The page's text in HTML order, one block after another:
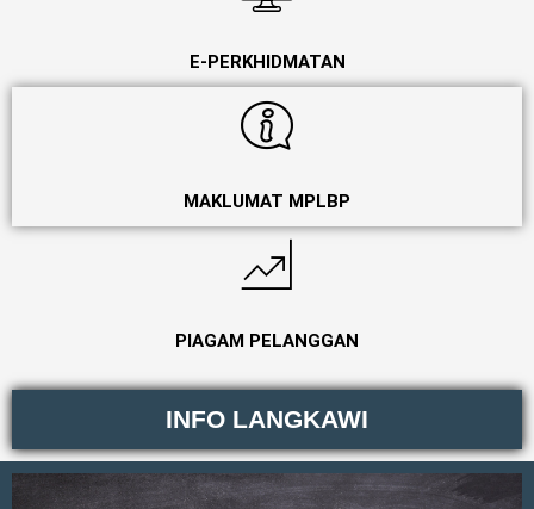
E-PERKHIDMATAN
MAKLUMAT MPLBP
PIAGAM PELANGGAN
INFO LANGKAWI